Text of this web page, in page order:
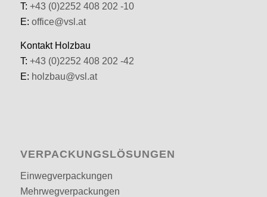
T: +43 (0)2252 408 202 -10
E: office@vsl.at
Kontakt Holzbau
T: +43 (0)2252 408 202 -42
E: holzbau@vsl.at
VERPACKUNGS­LÖSUNGEN
Einwegverpackungen
Mehrwegverpackungen